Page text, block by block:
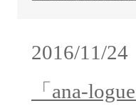
2016/11/24
「ana-